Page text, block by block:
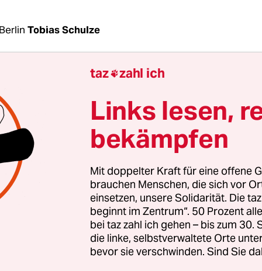
Tobias Schulze
für Kampfdrohnen? Bisher war das schwer
die Beschaffung bewaffnungsfähiger
stand noch 2017 im Programm für den
Im Dezember 2020 forderte die
die Regierung auf, vom „Einsatz
Mit großer Mehrheit hatten die
beschlossen.
sich die Partei in der Frage aber bewegen. In
den Parteitag am Wochenende fordern
in ihrem Wahlprogramm für bewaffnete
taz zahl ich
Links lesen,
bekämpfen
Mit doppelter Kraft für eine offene
brauchen Menschen, die sich vor
einsetzen, unsere Solidarität. Die
beginnt im Zentrum“. 50 Prozent
bei taz zahl ich gehen – bis zum
die linke, selbstverwaltete Orte
bevor sie verschwinden. Sind Sie